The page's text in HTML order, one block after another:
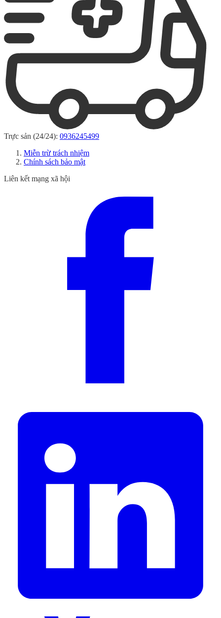
Trực sản (24/24): 0936245499
Miễn trừ trách nhiệm
Chính sách bảo mật
Liên kết mạng xã hội